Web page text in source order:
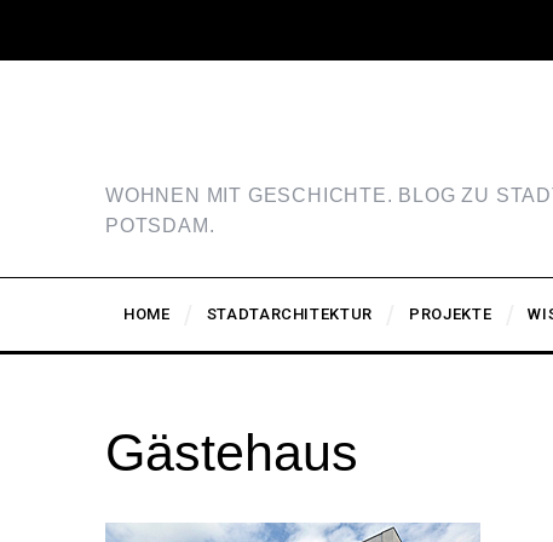
WOHNEN MIT GESCHICHTE. BLOG ZU
POTSDAM.
HOME STADTARCHITEKTUR PROJEKTE
Gästehaus